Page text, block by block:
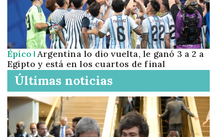
Épico Argentina lo dio vuelta, le ganó 3 a 2 a
Egipto y está en los cuartos de final
Últimas noticias